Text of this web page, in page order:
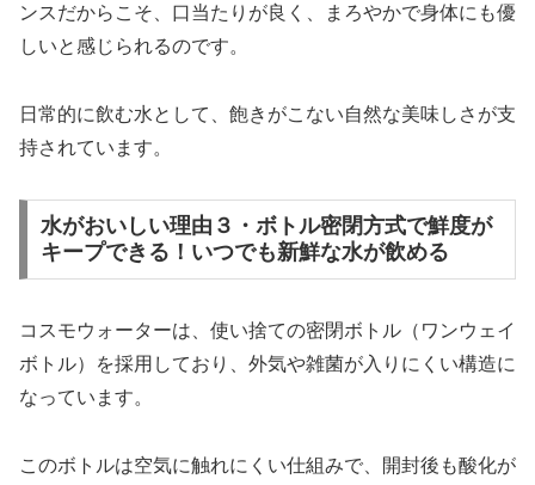
ンスだからこそ、口当たりが良く、まろやかで身体にも優
しいと感じられるのです。
日常的に飲む水として、飽きがこない自然な美味しさが支
持されています。
水がおいしい理由３・ボトル密閉方式で鮮度が
キープできる！いつでも新鮮な水が飲める
コスモウォーターは、使い捨ての密閉ボトル（ワンウェイ
ボトル）を採用しており、外気や雑菌が入りにくい構造に
なっています。
このボトルは空気に触れにくい仕組みで、開封後も酸化が